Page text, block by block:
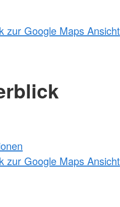
zur Google Maps Ansicht
zur Google Maps Ansicht